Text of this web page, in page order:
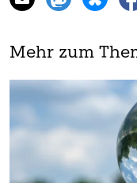
Mehr zum